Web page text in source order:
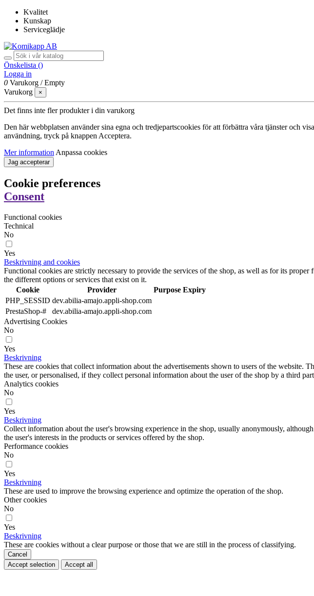
Kvalitet
Kunskap
Serviceglädje
Önskelista ()
Logga in
0 Varukorg /Empty
Varukorg
×
Det finns inte fler produkter i din varukorg
Den här webbplatsen använder sina egna och tredjepartscookies för att förbättra våra tjänster och
användning, tryck på knappen Acceptera.
Mer information Anpassa cookies
Jag accepterar
Cookie preferences
Consent
Functional cookies
Technical
No
Yes
Beskrivning and cookies
Functional cookies are strictly necessary to provide the services of the shop, as well as for its
the different options or services that exist on it.
Cookie
Provider Purpose Expiry
PHP_SESSID dev.abilia-amajo.appli-shop.com
PrestaShop-#
dev.abilia-amajo.appli-shop.com
Advertising Cookies
No
Yes
Beskrivning
These are cookies that collect information about the advertisements shown to users of the
the user, or personalised, if they collect personal information about the user of the shop by a third
Analytics cookies
No
Yes
Beskrivning
Collect information about the user's browsing experience in the shop, usually anonymously,
the user's interests in the products or services offered by the shop.
Performance cookies
No
Yes
Beskrivning
These are used to improve the browsing experience and optimize the operation of the shop.
Other cookies
No
Yes
Beskrivning
These are cookies without a clear purpose or those that we are still in the process of classifying.
Cancel
Accept selection
Accept all